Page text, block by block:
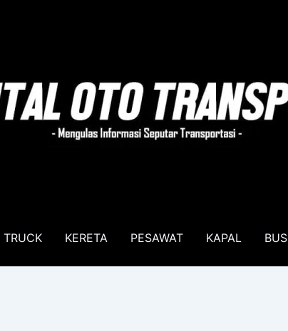
TRUCK KERETA PESAWAT KAPAL BUS